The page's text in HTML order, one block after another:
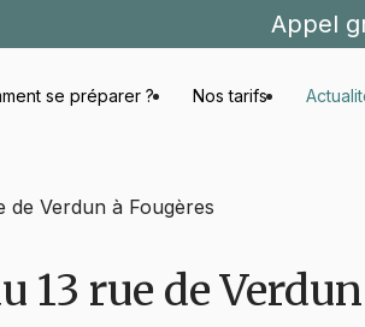
Appel
se préparer ? Nos tarifs
de Verdun à Fougères
13 rue de